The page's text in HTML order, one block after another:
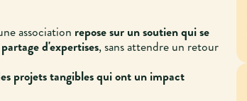
association repose sur un soutien qui se
d'expertises, sans attendre un retour
projets tangibles qui ont un impact